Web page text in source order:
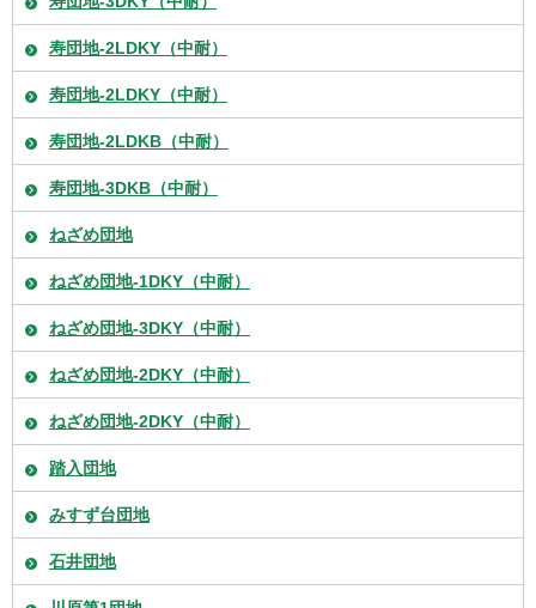
寿団地-2LDKY（中耐）
寿団地-2LDKY（中耐）
寿団地-2LDKB（中耐）
寿団地-3DKB（中耐）
ねざめ団地
ねざめ団地-1DKY（中耐）
ねざめ団地-3DKY（中耐）
ねざめ団地-2DKY（中耐）
ねざめ団地-2DKY（中耐）
踏入団地
みすず台団地
石井団地